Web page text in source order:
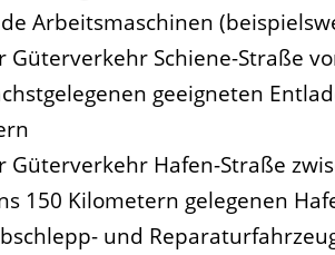
Arbeitsmaschinen
Schiene-Straße
geeigneten
Hafen-Straße
150 Kilometern gelegenen
und